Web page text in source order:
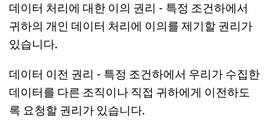
데이터 처리에 대한 이의 권리 - 특정 조건하에서
귀하의 개인 데이터 처리에 이의를 제기할 권리가
있습니다.
데이터 이전 권리 - 특정 조건하에서 우리가 수집한
데이터를 다른 조직이나 직접 귀하에게 이전하도
록 요청할 권리가 있습니다.